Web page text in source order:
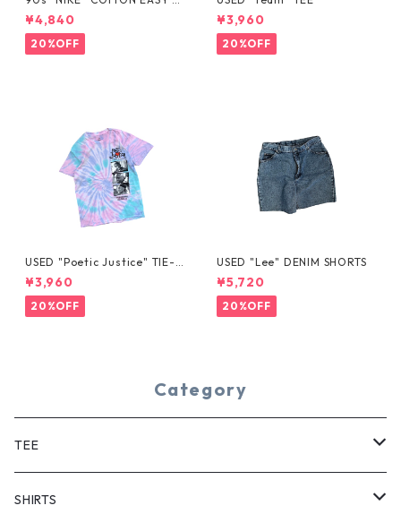
HORTS
¥4,840
20%OFF
¥3,960
20%OFF
USED "Poetic Justice" TIE-D
YE TEE
¥3,960
20%OFF
USED "Lee" DENIM SHORTS
¥5,720
20%OFF
Category
TEE
SHORT SLEEVE
SHIRTS